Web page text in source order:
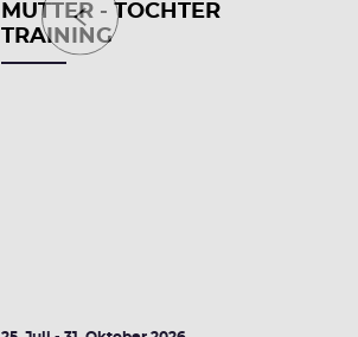
MUTTER - TOCHTER
TRAINING